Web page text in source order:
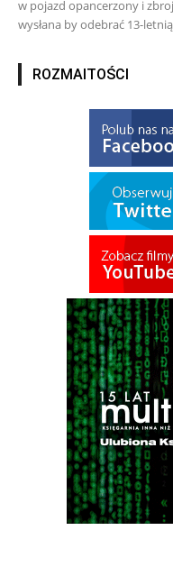
w pojazd opancerzony i
wysłana by odebrać 13-
ROZMAITOŚCI